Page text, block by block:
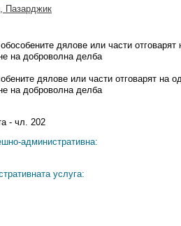
Пазарджик
дялове или части отговарят
на доброволна делба
дялове или части отговарят на
на доброволна делба
- чл. 202
административна:
услуга: